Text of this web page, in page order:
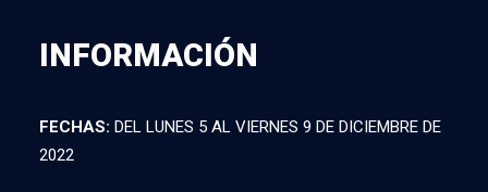
INFORMACIÓN
FECHAS: DEL LUNES 5 AL VIERNES 9 DE DICIEMBRE DE
2022